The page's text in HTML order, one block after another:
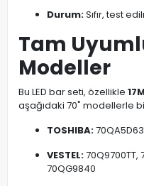
Durum:Sıfır, test
Tam
Modeller
Bu LED bar seti, özellikle
aşağıdaki 70" modellerle
TOSHIBA:
VESTEL:70Q9700TT,
70QG9840